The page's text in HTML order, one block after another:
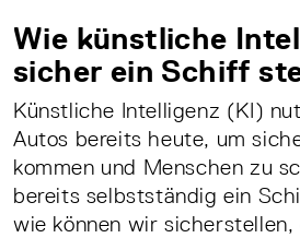
Wie künstliche
sicher ein Schiff
Künstliche Intelligenz (KI)
Autos bereits heute, um
kommen und Menschen zu
bereits selbstständig ein
wie können wir sicherstellen,